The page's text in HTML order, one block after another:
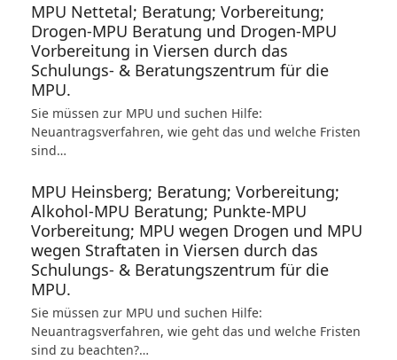
MPU Nettetal; Beratung; Vorbereitung;
Drogen-MPU Beratung und Drogen-MPU
Vorbereitung in Viersen durch das
Schulungs- & Beratungszentrum für die
MPU.
Sie müssen zur MPU und suchen Hilfe:
Neuantragsverfahren, wie geht das und welche Fristen
sind…
MPU Heinsberg; Beratung; Vorbereitung;
Alkohol-MPU Beratung; Punkte-MPU
Vorbereitung; MPU wegen Drogen und MPU
wegen Straftaten in Viersen durch das
Schulungs- & Beratungszentrum für die
MPU.
Sie müssen zur MPU und suchen Hilfe:
Neuantragsverfahren, wie geht das und welche Fristen
sind zu beachten?…